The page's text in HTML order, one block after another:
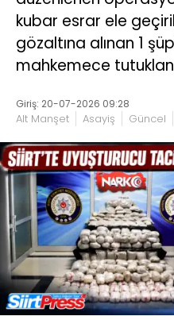
kubar esrar ele
gözaltına alınan 1
mahkemece
Giriş: 20-07-2026 09:28
Alt Manşet Asayiş Güncel